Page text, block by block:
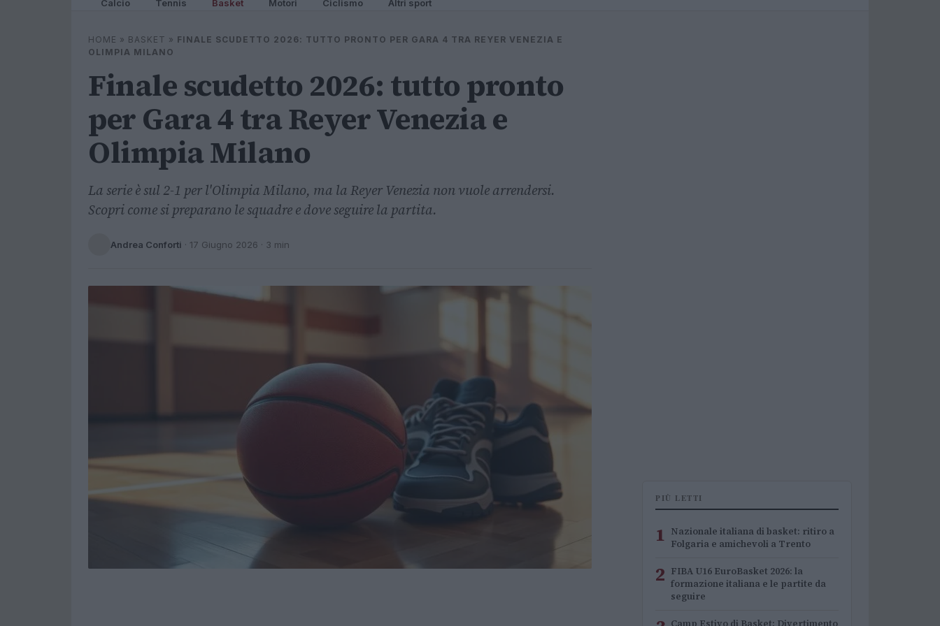
Calcio Tennis Basket Motori Ciclismo Altri sport
HOME » BASKET » FINALE SCUDETTO 2026: TUTTO PRONTO PER GARA 4 TRA REYER VENEZIA E
OLIMPIA MILANO
Finale scudetto 2026: tutto pronto
per Gara 4 tra Reyer Venezia e
Olimpia Milano
La serie è sul 2-1 per l'Olimpia Milano, ma la Reyer Venezia non vuole arrendersi.
Scopri come si preparano le squadre e dove seguire la partita.
Andrea Conforti · 17 Giugno 2026 · 3 min
PIÙ LETTI
1 Nazionale italiana di basket: ritiro a
Folgaria e amichevoli a Trento
2 FIBA U16 EuroBasket 2026: la
formazione italiana e le partite da
seguire
Camp Estivo di Basket: Divertimento